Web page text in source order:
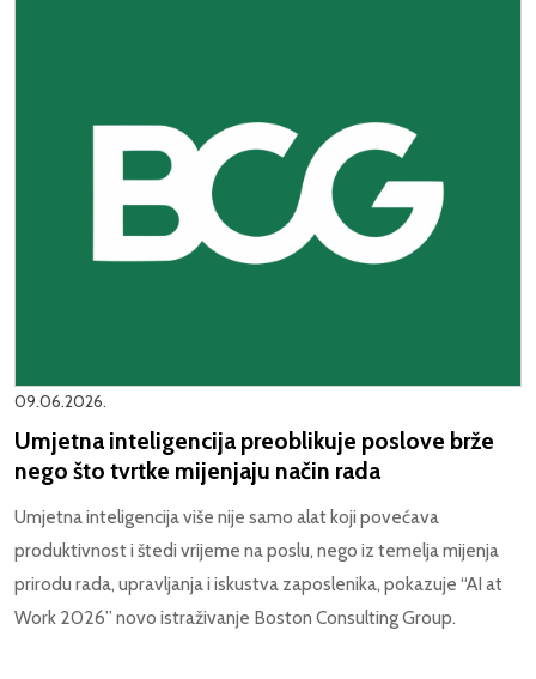
09.06.2026.
Umjetna inteligencija preoblikuje poslove brže
nego što tvrtke mijenjaju način rada
Umjetna inteligencija više nije samo alat koji povećava
produktivnost i štedi vrijeme na poslu, nego iz temelja mijenja
prirodu rada, upravljanja i iskustva zaposlenika, pokazuje “AI at
Work 2026” novo istraživanje Boston Consulting Group.